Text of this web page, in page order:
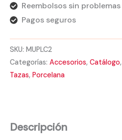
Reembolsos sin problemas
Pagos seguros
SKU: MUPLC2
Categorías: Accesorios, Catálogo,
Tazas, Porcelana
Descripción